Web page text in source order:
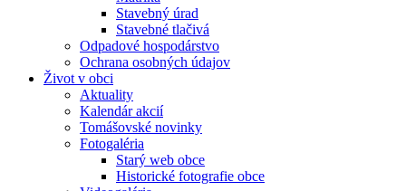
Stavebný úrad
Stavebné tlačivá
Odpadové hospodárstvo
Ochrana osobných údajov
Život v obci
Aktuality
Kalendár akcií
Tomášovské novinky
Fotogaléria
Starý web obce
Historické fotografie obce